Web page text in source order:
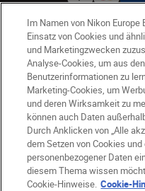
AT Nikon Sites
Kontaktieren Sie uns
Nutzungsbedingungen
Cookie-Hinweise
Cookie-Einstellungen
© 2026 Nikon
Im Namen von Nikon Europe
Einsatz von Cookies und
und Marketingzwecken
Analyse-Cookies, um aus
Benutzerinformationen zu
Marketing-Cookies, um
und deren Wirksamkeit zu
können auch Daten
Durch Anklicken von „Alle
dem Setzen von Cookies
personenbezogener Daten
diesem Thema wissen
Cookie-Hinweise. Cookie-